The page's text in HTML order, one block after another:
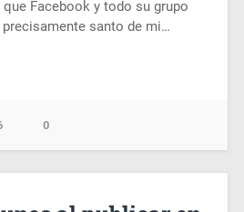
Facebook y todo su grupo
santo de mi…
0